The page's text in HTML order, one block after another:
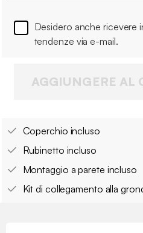
Desidero anche ricevere
tendenze via e-mail.
AGGIUNGERE AL
Coperchio incluso
Rubinetto incluso
Montaggio a parete incluso
Kit di collegamento alla